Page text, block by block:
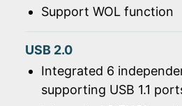
Support WOL function
USB 2.0
Integrated 6
supporting USB 1.1